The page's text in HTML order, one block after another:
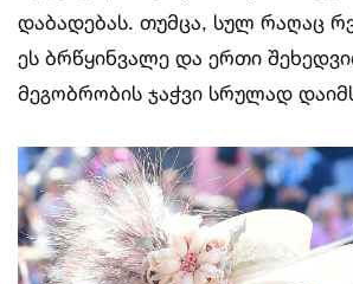
დაბადებას. თუმცა, სულ რაღაც
ეს ბრწყინვალე და ერთი
მეგობრობის ჯაჭვი სრულად